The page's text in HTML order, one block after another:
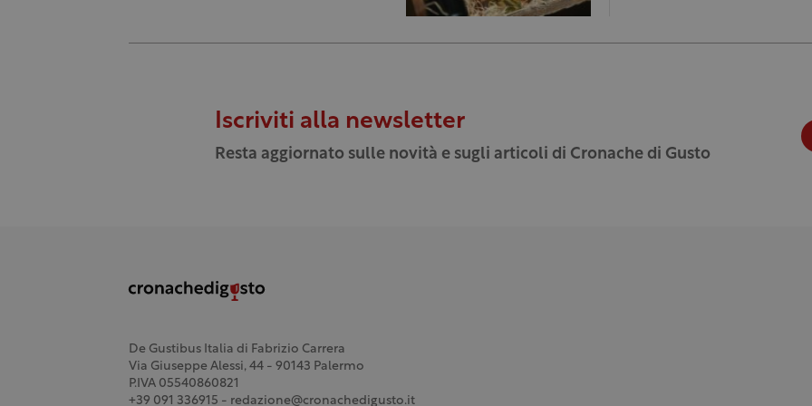
Iscriviti alla newsletter
Resta aggiornato sulle novità e sugli articoli di Cronache di Gusto
De Gustibus Italia di Fabrizio Carrera
Via Giuseppe Alessi, 44 - 90143 Palermo
P.IVA 05540860821
+39 091 336915 - redazione@cronachedigusto.it